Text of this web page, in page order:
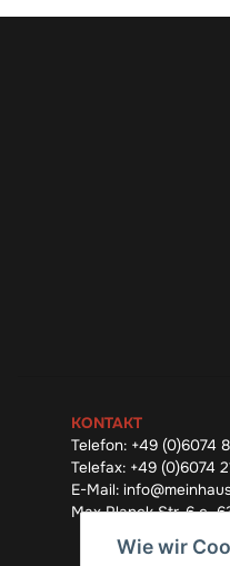
KONTAKT
Telefon: +49 (0)6074
Telefax: +49 (0)6074
E-Mail:
Max Planck Str. 6 c,
Wie wir